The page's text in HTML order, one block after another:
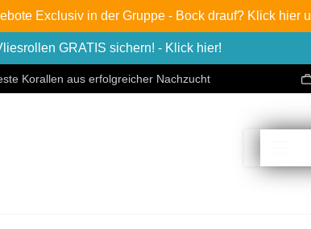
Exclusiv in der Gruppe - Bock drauf? Klick hier
GRATIS sichern! - Klick hier!
Korallen aus erfolgreicher Nachzucht